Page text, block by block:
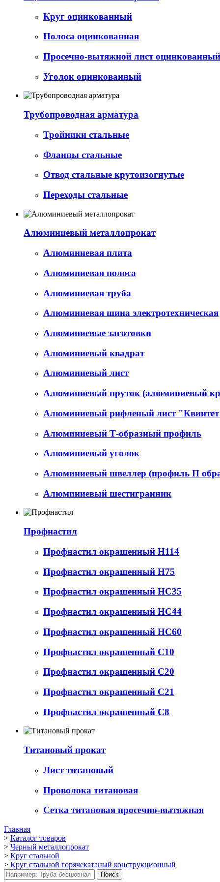
Круг оцинкованный
Полоса оцинкованная
Просечно-вытяжной лист
Уголок оцинкованный
Трубопроводная арматура
Тройники стальные
Фланцы стальные
Отвод стальные крутоизогнутые
Переходы стальные
Алюминиевый металлопрокат
Алюминиевая плита
Алюминиевая полоса
Алюминиевая труба
Алюминиевая шина электротехническая
Алюминиевые заготовки
Алюминиевый квадрат
Алюминиевый лист
Алюминиевый пруток (алюминиевый
Алюминиевый рифленый лист
Алюминиевый Т-образный профиль
Алюминиевый уголок
Алюминиевый швеллер (профиль П
Алюминиевый шестигранник
Профнастил
Профнастил окрашенный Н114
Профнастил окрашенный Н75
Профнастил окрашенный НС35
Профнастил окрашенный НС44
Профнастил окрашенный НС60
Профнастил окрашенный С10
Профнастил окрашенный С20
Профнастил окрашенный С21
Профнастил окрашенный С8
Титановый прокат
Лист титановый
Проволока титановая
Сетка титановая просечно-вытяжная
Главная
> Каталог товаров
> Черный металлопрокат
> Круг стальной
> Круг стальной горячекатаный конструкционный